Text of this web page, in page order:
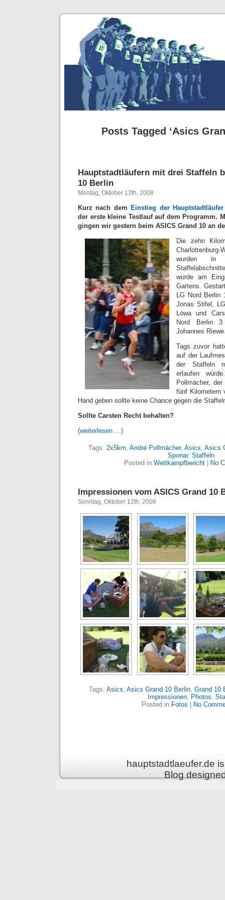
Posts Tagged ‘Asics
Hauptstadtläufern mit drei Staffeln
10 Berlin
Montag, Oktober 13th, 2008
Kurz nach dem Einstieg der
der erste kleine Testlauf auf dem Programm.
gingen wir gestern beim ASICS Grand 10 an
Die zehn
wurden in
wurde am
Gartens.
LG Nord Berlin
Jonas Stifel,
Löwa und
Nord Berlin
Johannes
Tags zuvor
auf der
der Staffeln
erlaufen
Pollmächer,
fünf Kilometern
Hand geben sollte keine Chance gegen die
Sollte Carsten Recht behalten?
(weiterlesen …)
Tags: 2x5km, André Pollmächer, Asics, Asics
Sponar, Staffeln
Posted in Wettkampfbericht No
Impressionen vom ASICS Grand 10
Sonntag, Oktober 12th, 2008
Tags: Asics, Asics Grand 10 Berlin, Grand 10
Impressionen, Photos,
Posted in Fotos No
hauptstadtlaeufer.de
Blog